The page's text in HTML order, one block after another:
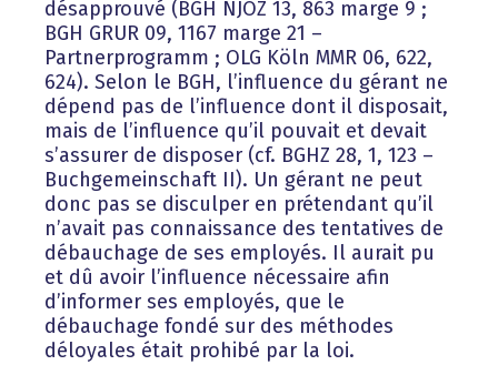
désapprouvé (BGH NJOZ 13, 863 marge 9 ;
BGH GRUR 09, 1167 marge 21 –
Partnerprogramm ; OLG Köln MMR 06, 622,
624). Selon le BGH, l’influence du gérant ne
dépend pas de l’influence dont il disposait,
mais de l’influence qu’il pouvait et devait
s’assurer de disposer (cf. BGHZ 28, 1, 123 –
Buchgemeinschaft II). Un gérant ne peut
donc pas se disculper en prétendant qu’il
n’avait pas connaissance des tentatives de
débauchage de ses employés. Il aurait pu
et dû avoir l’influence nécessaire afin
d’informer ses employés, que le
débauchage fondé sur des méthodes
déloyales était prohibé par la loi.